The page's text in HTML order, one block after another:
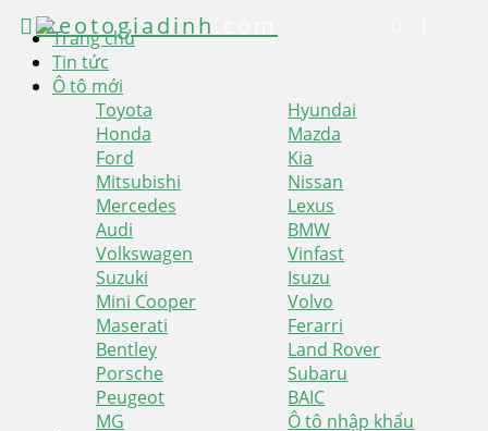
Trang chủ
Tin tức
Ô tô mới
Toyota
Hyundai
Honda
Mazda
Ford
Kia
Mitsubishi
Nissan
Mercedes
Lexus
Audi
BMW
Volkswagen
Vinfast
Suzuki
Isuzu
Mini Cooper
Volvo
Maserati
Ferarri
Bentley
Land Rover
Porsche
Subaru
Peugeot
BAIC
MG
Ô tô nhập khẩu
xeotogiadinh